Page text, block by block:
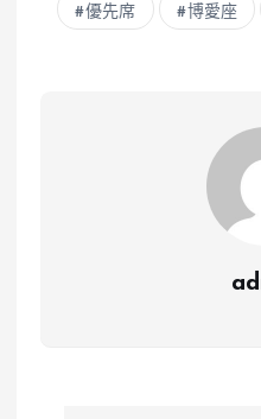
優先席 博愛座